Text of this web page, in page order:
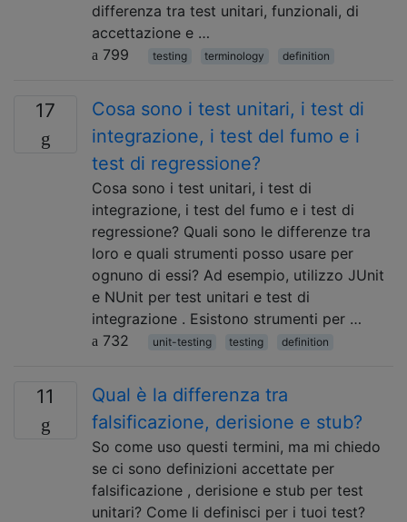
differenza tra test unitari, funzionali, di
accettazione e …
799
testing terminology definition
17
Cosa sono i test unitari, i test di
integrazione, i test del fumo e i
test di regressione?
Cosa sono i test unitari, i test di
integrazione, i test del fumo e i test di
regressione? Quali sono le differenze tra
loro e quali strumenti posso usare per
ognuno di essi? Ad esempio, utilizzo JUnit
e NUnit per test unitari e test di
integrazione . Esistono strumenti per …
732
unit-testing testing definition
11
Qual è la differenza tra
falsificazione, derisione e stub?
So come uso questi termini, ma mi chiedo
se ci sono definizioni accettate per
falsificazione , derisione e stub per test
unitari? Come li definisci per i tuoi test?